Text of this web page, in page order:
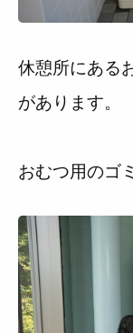
休憩所にある
があります。
おむつ用のゴ